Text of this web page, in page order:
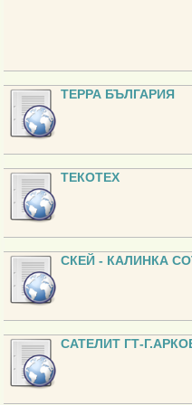
ТЕРРА БЪЛГАРИЯ
ТЕКОТЕХ
СКЕЙ - КАЛИНКА
САТЕЛИТ ГТ-